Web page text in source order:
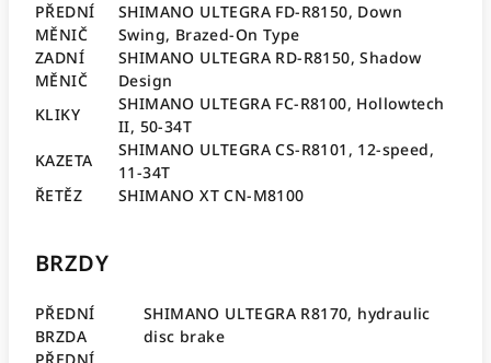
PŘEDNÍ
MĚNIČ
SHIMANO ULTEGRA FD-R8150, Down
Swing, Brazed-On Type
ZADNÍ
MĚNIČ
SHIMANO ULTEGRA RD-R8150, Shadow
Design
KLIKY
SHIMANO ULTEGRA FC-R8100, Hollowtech
II, 50-34T
KAZETA
SHIMANO ULTEGRA CS-R8101, 12-speed,
11-34T
ŘETĚZ
SHIMANO XT CN-M8100
BRZDY
PŘEDNÍ
BRZDA
SHIMANO ULTEGRA R8170, hydraulic
disc brake